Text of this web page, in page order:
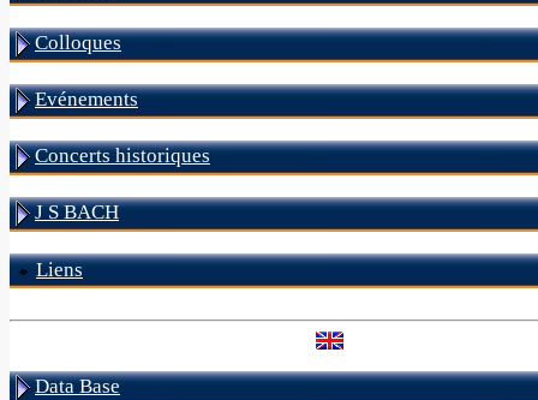
Colloques
Evénements
Concerts historiques
J S BACH
Liens
Data Base